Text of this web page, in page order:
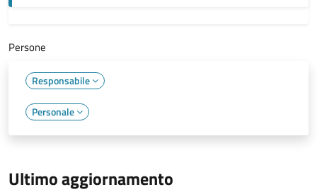
Persone
Responsabile
Personale
Ultimo aggiornamento